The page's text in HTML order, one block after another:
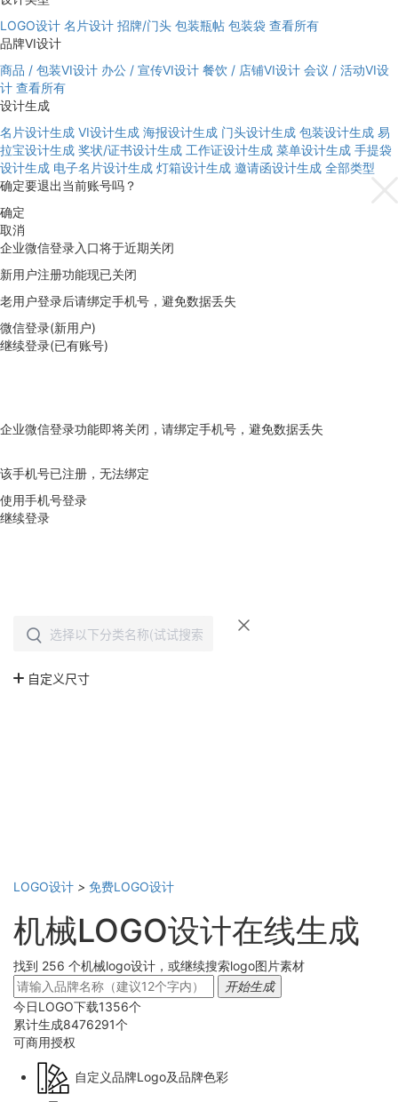
LOGO设计 名片设计 招牌/门头 包装瓶帖 包装袋 查看所有
品牌VI设计
商品 / 包装VI设计 办公 / 宣传VI设计 餐饮 / 店铺VI设计 会议 / 活动VI设
计 查看所有
设计生成
名片设计生成 VI设计生成 海报设计生成 门头设计生成 包装设计生成 易
拉宝设计生成 奖状/证书设计生成 工作证设计生成 菜单设计生成 手提袋
设计生成 电子名片设计生成 灯箱设计生成 邀请函设计生成 全部类型
确定要退出当前账号吗？
确定
取消
企业微信登录入口将于近期关闭
新用户注册功能现已关闭
老用户登录后请绑定手机号，避免数据丢失
微信登录(新用户)
继续登录(已有账号)
企业微信登录功能即将关闭，请绑定手机号，避免数据丢失
该手机号已注册，无法绑定
使用手机号登录
继续登录
LOGO设计 > 免费LOGO设计
机械LOGO设计在线生成
找到 256 个机械logo设计，或继续搜索logo图片素材
开始生成
今日LOGO下载1356个
累计生成8476291个
可商用授权
自定义品牌Logo及品牌色彩